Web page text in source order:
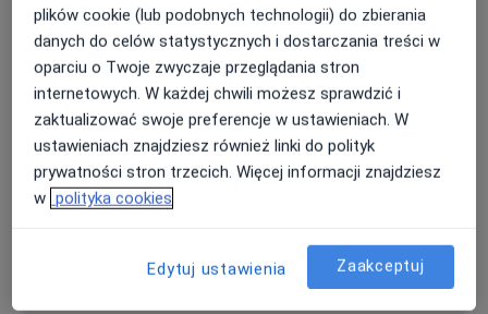
Powiększ mapęotwiera się w nowej karcie
Dostępność
Pokaż kalendarz
Metody płatności (wizyty prywatne)
Gotówka
o adresie
plików cookie (lub podobnych technologii) do zbierania
danych do celów statystycznych i dostarczania treści w
oparciu o Twoje zwyczaje przeglądania stron
internetowych. W każdej chwili możesz sprawdzić i
zaktualizować swoje preferencje w ustawieniach. W
ustawieniach znajdziesz również linki do polityk
prywatności stron trzecich. Więcej informacji znajdziesz
w polityka cookies
Edytuj ustawienia Zaakceptuj